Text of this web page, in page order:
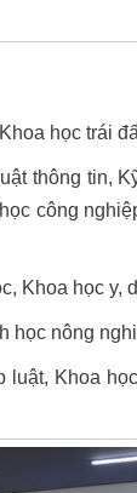
học trái
thông tin,
công
Khoa học y,
học nông
Khoa